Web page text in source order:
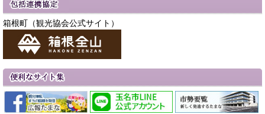
箱根町（観光協会公式サイト）